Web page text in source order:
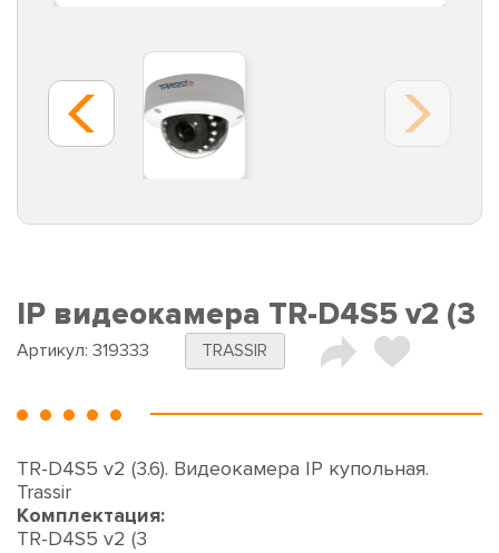
IP видеокамера TR-D4S5 v2 (3
Артикул: 319333 TRASSIR
TR-D4S5 v2 (3.6). Видеокамера IP купольная.
Trassir
Комплектация:
TR-D4S5 v2 (3